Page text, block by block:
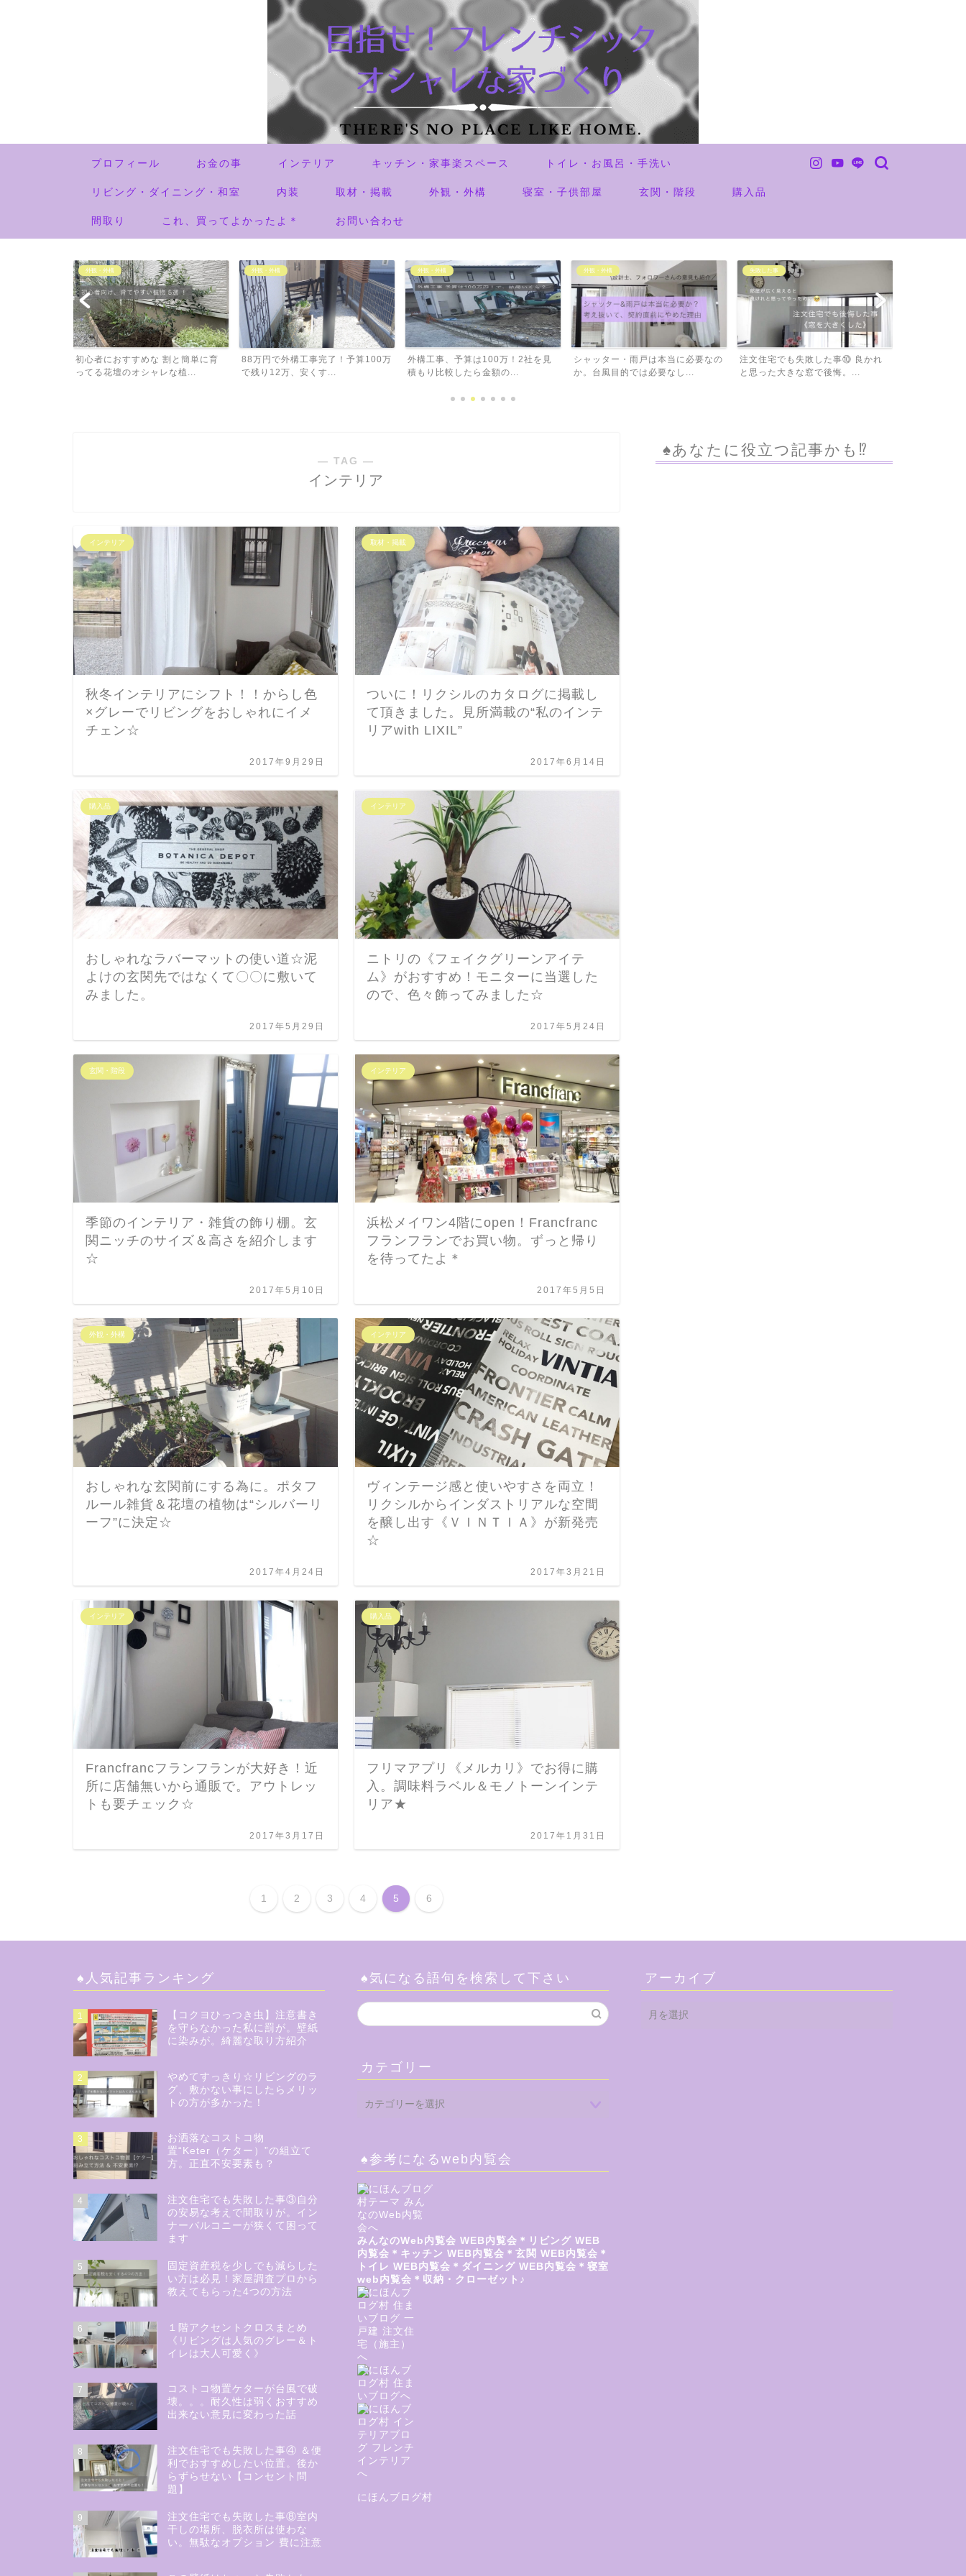
プロフィール お金の事 インテリア キッチン・家事楽スペース トイレ・お風呂・手洗い
リビング・ダイニング・和室 内装 取材・掲載 外観・外構 寝室・子供部屋 玄関・階段 購入品
間取り これ、買ってよかったよ＊ お問い合わせ
外観・外構
88万円で外構工事完了！予算100万
で残り12万、安くす...
外観・外構
外構工事、予算は100万！2社を見
積もり比較したら金額の...
外観・外構
シャッター・雨戸は本当に必要なの
か。台風目的では必要なし...
失敗した事
注文住宅でも失敗した事⑩ 良かれ
と思った大きな窓で後悔。...
未分類
住宅ローンの借り換えをする前にモ
ゲチェックで比較してビッ...
― TAG ―
インテリア
インテリア
秋冬インテリアにシフト！！からし色
×グレーでリビングをおしゃれにイメ
チェン☆
2017年9月29日
取材・掲載
ついに！リクシルのカタログに掲載し
て頂きました。見所満載の“私のインテ
リアwith LIXIL”
2017年6月14日
購入品
おしゃれなラバーマットの使い道☆泥
よけの玄関先ではなくて〇〇に敷いて
みました。
2017年5月29日
インテリア
ニトリの《フェイクグリーンアイテ
ム》がおすすめ！モニターに当選した
ので、色々飾ってみました☆
2017年5月24日
玄関・階段
季節のインテリア・雑貨の飾り棚。玄
関ニッチのサイズ＆高さを紹介します
☆
2017年5月10日
インテリア
浜松メイワン4階にopen！Francfranc
フランフランでお買い物。ずっと帰り
を待ってたよ＊
2017年5月5日
外観・外構
おしゃれな玄関前にする為に。ポタフ
ルール雑貨＆花壇の植物は“シルバーリ
ーフ”に決定☆
2017年4月24日
インテリア
ヴィンテージ感と使いやすさを両立！
リクシルからインダストリアルな空間
を醸し出す《ＶＩＮＴＩＡ》が新発売
☆
2017年3月21日
インテリア
Francfrancフランフランが大好き！近
所に店舗無いから通販で。アウトレッ
トも要チェック☆
2017年3月17日
購入品
フリマアプリ《メルカリ》でお得に購
入。調味料ラベル＆モノトーンインテ
リア★
2017年1月31日
1 2 3 4 5 6
♠︎あなたに役立つ記事かも⁉︎
♠︎人気記事ランキング
1
【コクヨひっつき虫】注意書き
を守らなかった私に罰が。壁紙
に染みが。綺麗な取り方紹介
2
やめてすっきり☆リビングのラ
グ、敷かない事にしたらメリッ
トの方が多かった！
3
お洒落なコストコ物
置“Keter（ケター）”の組立て
方。正直不安要素も？
4
注文住宅でも失敗した事③自分
の安易な考えで間取りが。イン
ナーバルコニーが狭くて困って
ます
5
固定資産税を少しでも減らした
い方は必見！家屋調査プロから
教えてもらった4つの方法
6
１階アクセントクロスまとめ
《リビングは人気のグレー＆ト
イレは大人可愛く》
7
コストコ物置ケターが台風で破
壊。。。耐久性は弱くおすすめ
出来ない意見に変わった話
8
注文住宅でも失敗した事④ ＆便
利でおすすめしたい位置。後か
らずらせない【コンセント問
題】
9
注文住宅でも失敗した事⑧室内
干しの場所、脱衣所は使わな
い。無駄なオプション 費に注意
♠気になる語句を検索して下さい
カテゴリー
♠参考になるweb内覧会
みんなのWeb内覧会 WEB内覧会＊リビング WEB
内覧会＊キッチン WEB内覧会＊玄関 WEB内覧会＊
トイレ WEB内覧会＊ダイニング WEB内覧会＊寝室
web内覧会＊収納・クローゼット♪
にほんブログ村
アーカイブ
ア
ー